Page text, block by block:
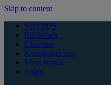
Skip to content
SDS/PDS
Bibliothek
Über uns
Kontaktiere uns
Mein Konto
Login